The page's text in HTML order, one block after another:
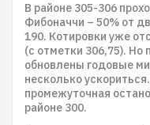
В районе 305-306
Фибоначчи – 50% от
190. Котировки уже
(с отметки 306,75). Но
обновлены годовые
несколько
промежуточная
районе 300.